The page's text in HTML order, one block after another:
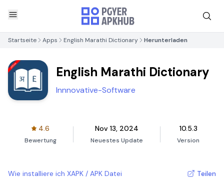
Startseite Apps English Marathi Dictionary Herunterladen
English Marathi Dictionary
Innnovative-Software
4.6
Bewertung
Nov 13, 2024
Neuestes Update
10.5.3
Version
Wie installiere ich XAPK / APK Datei Teilen